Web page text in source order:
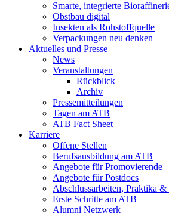
Smarte, integrierte
Obstbau digital
Insekten als Rohstoffquelle
Verpackungen neu denken
Aktuelles und Presse
News
Veranstaltungen
Rückblick
Archiv
Pressemitteilungen
Tagen am ATB
ATB Fact Sheet
Karriere
Offene Stellen
Berufsausbildung am ATB
Angebote für Promovierende
Angebote für Postdocs
Abschlussarbeiten, Praktika
Erste Schritte am ATB
Alumni Netzwerk